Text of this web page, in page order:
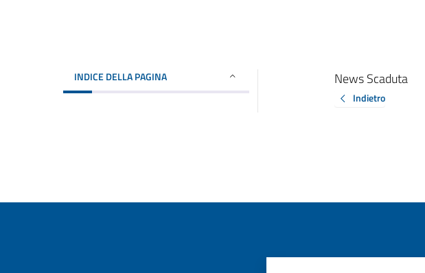
INDICE DELLA PAGINA News Scaduta
Indietro